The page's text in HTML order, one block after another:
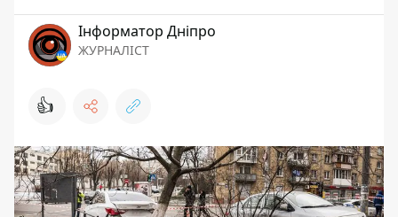
Інформатор Дніпро
ЖУРНАЛІСТ
👍